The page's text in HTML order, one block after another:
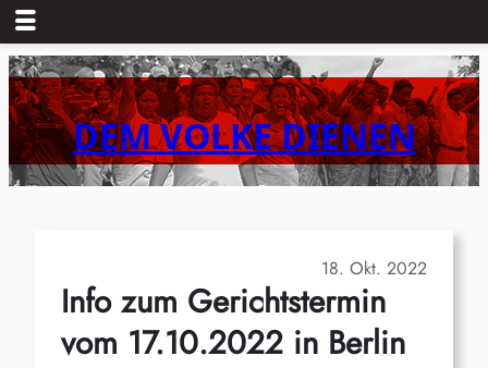
Zum
Inhalt
springenDEM VOLKE DIENEN
18. Okt. 2022
Info zum Gerichtstermin
vom 17.10.2022 in Berlin